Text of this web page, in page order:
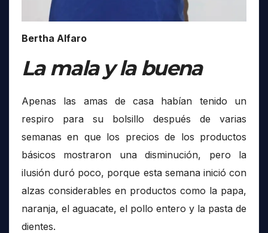
Bertha Alfaro
La mala y la buena
Apenas las amas de casa habían tenido un
respiro para su bolsillo después de varias
semanas en que los precios de los productos
básicos mostraron una disminución, pero la
ilusión duró poco, porque esta semana inició con
alzas considerables en productos como la papa,
naranja, el aguacate, el pollo entero y la pasta de
dientes.